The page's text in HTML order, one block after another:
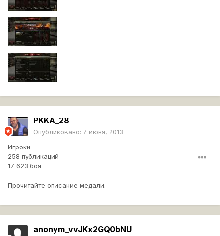
PKKA_28
Опубликовано: 7 июня, 2013
Игроки
258 публикаций
17 623 боя
Прочитайте описание медали.
anonym_vvJKx2GQ0bNU